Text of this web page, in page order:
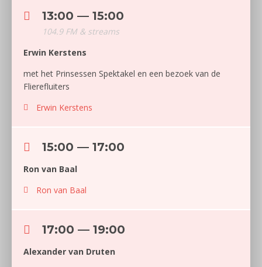
13:00 — 15:00
104.9 FM & streams
Erwin Kerstens
met het Prinsessen Spektakel en een bezoek van de
Flierefluiters
Erwin Kerstens
15:00 — 17:00
Ron van Baal
Ron van Baal
17:00 — 19:00
Alexander van Druten